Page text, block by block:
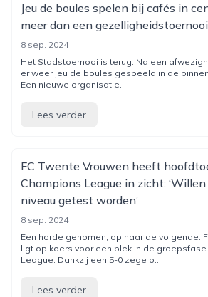
Jeu de boules spelen bij cafés in
meer dan een
8 sep. 2024
Het Stadstoernooi is terug. Na een
er weer jeu de boules gespeeld in de
Een nieuwe organisatie...
Lees verder
FC Twente Vrouwen heeft
Champions League in zicht:
niveau getest worden’
8 sep. 2024
Een horde genomen, op naar de volgende.
ligt op koers voor een plek in de
League. Dankzij een 5-0 zege o...
Lees verder